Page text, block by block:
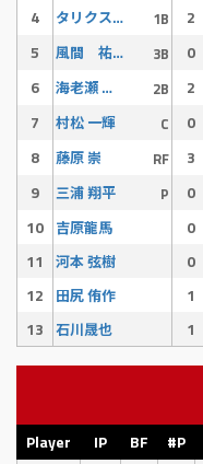
4
タリクスクーバル 1B 2
5
風間 祐輝 3B 0
6
海老瀬 啓介 2B 2
7
村松 一輝 C 0
8
藤原 崇 RF 3
9
三浦 翔平 P 0
10 吉原龍馬 0
11
河本 弦樹 0
12
田尻 侑作 1
13 石川晟也 1
Player IP BF #P